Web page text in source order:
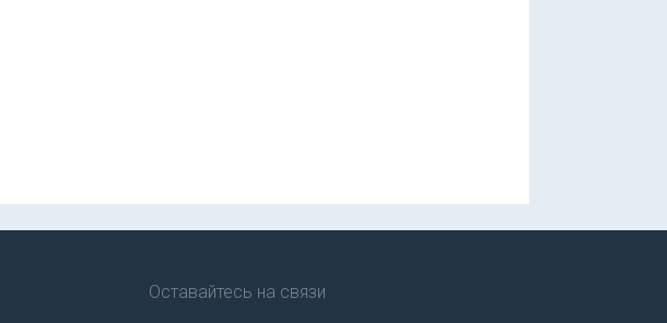
Оставайтесь на связи